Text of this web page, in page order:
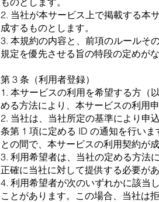
2. 当社が本サービス上で掲載する本
成するものとします。
3. 本規約の内容と、前項のルールそ
規定を優先させる旨の特段の定めが
第 3 条（利⽤者登録）
1. 本サービスの利⽤を希望する⽅（
める⽅法により、本サービスの利⽤
2. 当社は、当社所定の基準により申
条第 1 項に定める ID の通知を⾏い
との間で、本サービスの利⽤契約が
3. 利⽤希望者は、当社の定める⽅法
正確に当社に対して提供する必要があ
4. 利⽤希望者が次のいずれかに該当
ことがあります。この場合、当社は